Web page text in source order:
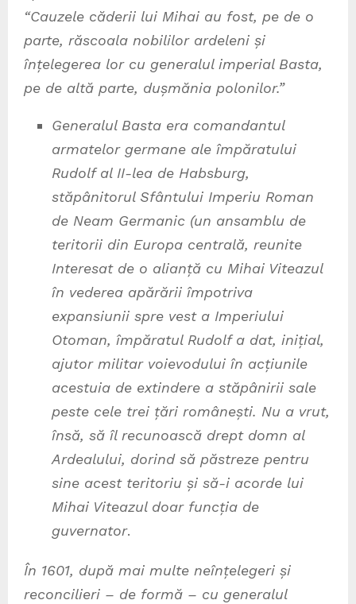
“Cauzele căderii lui Mihai au fost, pe de o
parte, răscoala nobililor ardeleni și
înțelegerea lor cu generalul imperial Basta,
pe de altă parte, dușmănia polonilor.”
Generalul Basta era comandantul
armatelor germane ale împăratului
Rudolf al II-lea de Habsburg,
stăpânitorul Sfântului Imperiu Roman
de Neam Germanic (un ansamblu de
teritorii din Europa centrală, reunite
Interesat de o alianță cu Mihai Viteazul
în vederea apărării împotriva
expansiunii spre vest a Imperiului
Otoman, împăratul Rudolf a dat, inițial,
ajutor militar voievodului în acțiunile
acestuia de extindere a stăpânirii sale
peste cele trei țări românești. Nu a vrut,
însă, să îl recunoască drept domn al
Ardealului, dorind să păstreze pentru
sine acest teritoriu și să-i acorde lui
Mihai Viteazul doar funcția de
guvernator.
În 1601, după mai multe neînțelegeri și
reconcilieri – de formă – cu generalul